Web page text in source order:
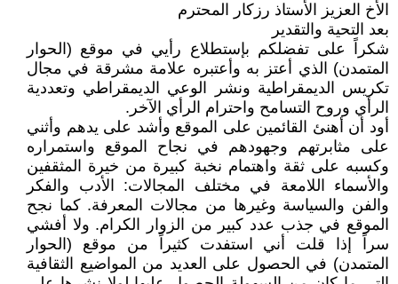
الأخ العزيز الأستاذ رزكار المحترم
بعد التحية والتقدير
شكراً على تفضلكم بإستطلاع رأيي في موقع (الحوار
المتمدن) الذي أعتز به وأعتبره علامة مشرقة في مجال
تكريس الديمقراطية ونشر الوعي الديمقراطي وتعددية
الرأي وروح التسامح واحترام الرأي الآخر.
أود أن أهنئ القائمين على الموقع وأشد على يدهم وأثني
على مثابرتهم وجهودهم في نجاح الموقع واستمراره
وكسبه على ثقة واهتمام نخبة كبيرة من خيرة المثقفين
والأسماء اللامعة في مختلف المجالات: الأدب والفكر
والفن والسياسة وغيرها من مجالات المعرفة. كما نجح
الموقع في جذب عدد كبير من الزوار الكرام. ولا أفشي
سراً إذا قلت أني استفدت كثيراً من موقع (الحوار
المتمدن) في الحصول على العديد من المواضيع الثقافية